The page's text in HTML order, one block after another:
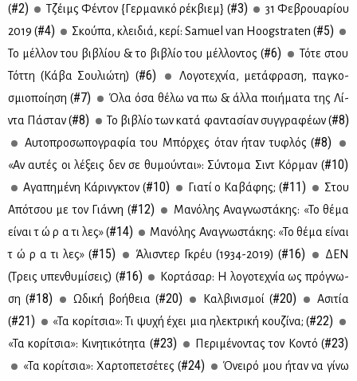
(#2) Τζέιμς Φέ­ντον {Γερ­μα­νι­κό ρέκ­βιεμ} (#3)
31 Φε­βρουα­ρί­ου
2019 (#4) Σκού­πα, κλει­διά, κε­ρί: Samuel van Hoogstraten (#5)
Το μέλ­λον του βι­βλί­ου & το βι­βλίο του μέλ­λο­ντος (#6)
Τό­τε στου
Τότ­τη (Κά­βα Σου­λιώ­τη) (#6)
Λο­γο­τε­χνία, με­τά­φρα­ση, πα­γκο­
σμιο­ποί­η­ση (#7)
Όλα όσα θέ­λω να πω & άλ­λα ποι­ή­μα­τα της Λί­
ντα Πά­σταν (#8) Το βι­βλίο των κα­τά φα­ντα­σί­αν συγ­γρα­φέ­ων (#8)
Αυ­το­προ­σω­πο­γρα­φία του Μπόρ­χες όταν ήταν τυ­φλός (#8)
«Αν αυ­τές οι λέ­ξεις δεν σε θυ­μού­νται»: Σύ­ντο­μα Σιντ Κόρ­μαν (#10)
Αγα­πη­μέ­νη Κά­ρινγ­κτον (#10) Για­τί ο Κα­βά­φης; (#11)
Στου
Από­τσου με τον Γιάν­νη (#12)
Μα­νό­λης Ανα­γνω­στά­κης: «Το θέ­μα
εί­ναι τ ώ ρ α τι λες» (#14)
Μα­νό­λης Ανα­γνω­στά­κης: «Το θέ­μα εί­ναι
τ ώ ρ α τι λες» (#15) Άλισ­ντερ Γκρέυ (1934-2019) (#16)
ΔEN
(Τρεις υπεν­θυ­μί­σεις) (#16)
Κορ­τά­σαρ: Η λο­γο­τε­χνία ως πρό­γνω­
ση (#18) Ωδι­κή βο­ή­θεια (#20) Καλ­βι­νι­σμοί (#20)
Aσι­τία
(#21) «Τα κο­ρί­τσια»: Τι ψυ­χή έχει μια ηλε­κτρι­κή κου­ζί­να; (#22)
«Τα κο­ρί­τσια»: Κι­νη­τι­κό­τη­τα (#23) Πε­ρι­μέ­νο­ντας τον Κο­ντό (#23)
«Τα κο­ρί­τσια»: Χαρ­το­πε­τσέ­τες (#24)
Όνει­ρό μου ήταν να γί­νω